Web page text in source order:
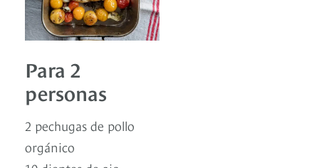
Para 2
personas
2 pechugas de pollo
orgánico